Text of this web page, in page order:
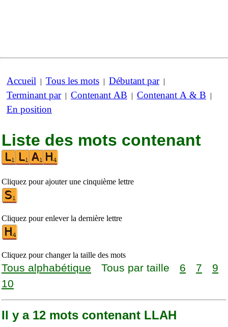
Accueil | Tous les mots | Débutant par|
Terminant par| Contenant AB | Contenant A & B |
En position
Liste des mots contenant
Cliquez pour ajouter une cinquième lettre
Cliquez pour enlever la dernière lettre
Cliquez pour changer la taille des mots
Tous alphabétique Tous par taille 6 7
9
10
Il y a 12 mots contenant LLAH